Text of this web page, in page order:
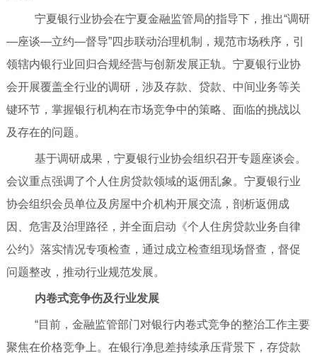
宁夏银行业协会在宁夏金融监管局的指导下，推出“调研
—座谈—立约—督导”四步联动治理机制，规范市场秩序，引
领辖内银行业回归合规经营与创新发展正轨。宁夏银行业协
会开展覆盖全行业的调研，涉及存款、贷款、中间业务等关
键环节，掌握银行机构在市场竞争中的策略、面临的挑战以
及存在的问题。
基于调研成果，宁夏银行业协会组织召开专题座谈会。
会议重点强调了个人住房贷款领域的返佣乱象。宁夏银行业
协会组织会员单位及房屋中介机构开展交流，剖析返佣成
因、危害及治理路径，并全面启动《个人住房贷款业务自律
公约》落实情况专项检查，通过成立检查组现场督查，督促
问题整改，推动行业规范发展。
内卷式竞争伤及行业发展
“目前，金融监管部门对银行内卷式竞争的整治工作主要
聚焦在价格竞争上。在银行净息差持续承压背景下，存贷款